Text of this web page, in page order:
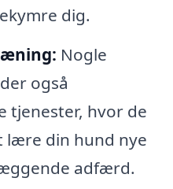
dig.
Nogle
også
tjenester, hvor de
lære din hund nye
adfærd.